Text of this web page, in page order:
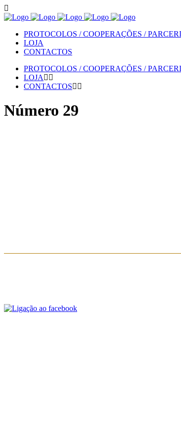
PROTOCOLOS / COOPERAÇÕES /
LOJA
CONTACTOS
PROTOCOLOS / COOPERAÇÕES /
LOJA
CONTACTOS
Número 29